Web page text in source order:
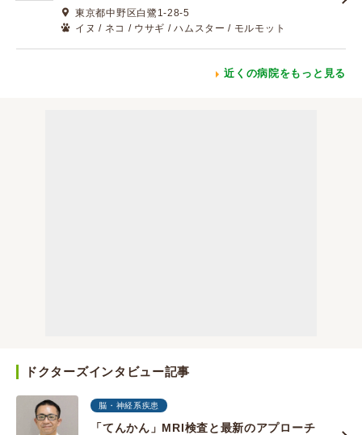
東京都中野区白鷺1-28-5
イヌ / ネコ / ウサギ / ハムスター / モルモット
近くの病院をもっと見る
ドクターズインタビュー記事
脳・神経系疾患
「てんかん」MRI検査と最新のアプローチ